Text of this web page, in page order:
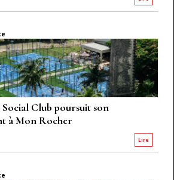
Club poursuit son
à Mon Rocher
Lire